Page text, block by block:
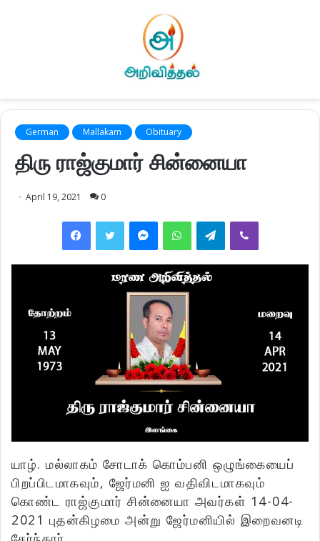
German Mallakam Obituary
திரு ராஜ்குமார் சின்னையா
April 19, 2021 0
FacebookTwitter MessengerWhatsAppTelegramViber
யாழ். மல்லாகம் சோடாக் கொம்பனி ஒழுங்கையைப்
பிறப்பிடமாகவும், ஜேர்மனி ஐ வதிவிடமாகவும்
கொண்ட ராஜ்குமார் சின்னையா அவர்கள் 14-04-
2021 புதன்கிழமை அன்று ஜேர்மனியில் இறைவனடி